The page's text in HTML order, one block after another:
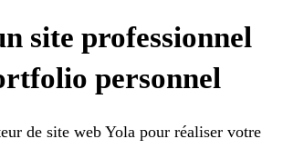
site professionnel
personnel
de site web Yola pour réaliser votre